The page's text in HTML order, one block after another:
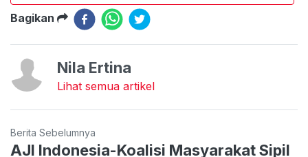
Bagikan
Nila Ertina
Lihat semua artikel
Berita Sebelumnya
AJI Indonesia-Koalisi Masyarakat Sipil